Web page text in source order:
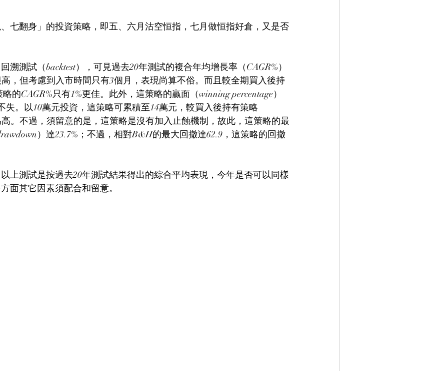
七翻身」的投資策略，即五、六月沽空恒指，七月做恒指好倉，又是否
溯測試（backtest），可見過去20年測試的複合年均增長率（CAGR%）
，但考慮到入市時間只有3個月，表現尚算不俗。而且較全期買入後持
的CAGR%只有1%更佳。此外，這策略的贏面（winning percentage）
失。以10萬元投資，這策略可累積至14萬元，較買入後持有策略
。不過，須留意的是，這策略是沒有加入止蝕機制，故此，這策略的最
）達23.7%；不過，相對B&H的最大回撤達62.9，這策略的回撤
上測試是按過去20年測試結果得出的綜合平均表現，今年是否可以同樣
面其它因素須配合和留意。